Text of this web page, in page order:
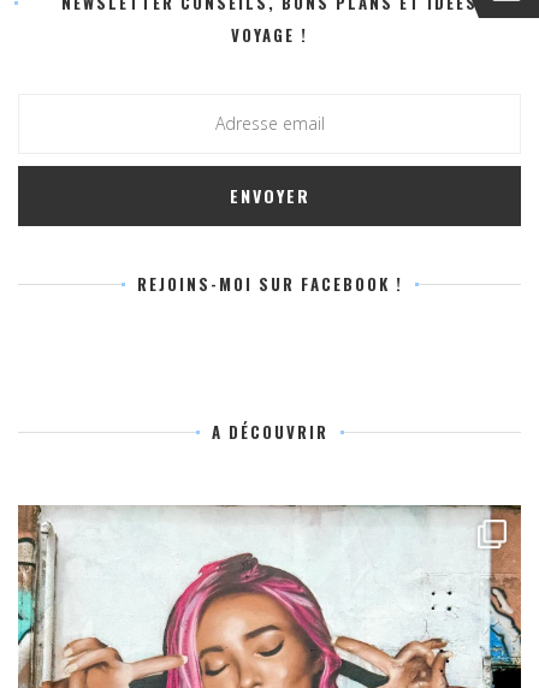
VOYAGE !
REJOINS-MOI SUR FACEBOOK !
A DÉCOUVRIR